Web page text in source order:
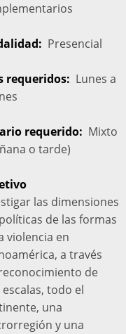
Presencial
requeridos
Lunes a
requerido
Mixto
o tarde)
las dimensiones
de las formas
violencia en
a través
de
todo el
una
y una